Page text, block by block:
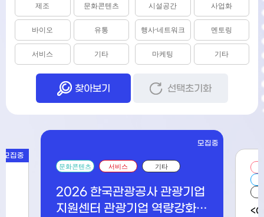
제조 문화콘텐츠
바이오 유통
서비스 기타
시설공간 사업화
행사·네트워크 멘토링
마케팅 기타
찾아보기 선택초기화
모집중
문화콘텐츠 서비스 기타
2026 한국관광공사 관광기업
지원센터 관광기업 역량강화 3
모집중